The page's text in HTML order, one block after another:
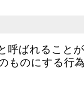
呼ばれること
ものにする行